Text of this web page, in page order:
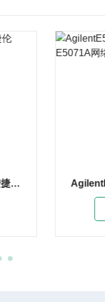
AgilentE5071A河北安捷伦E5071A网络分析仪8G租赁